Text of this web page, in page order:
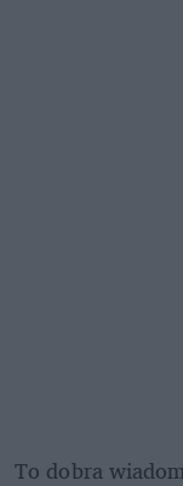
To dobra